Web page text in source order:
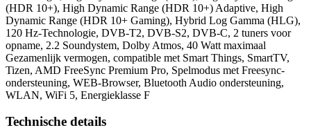
(HDR 10+), High Dynamic Range (HDR 10+) Adaptive, High
Dynamic Range (HDR 10+ Gaming), Hybrid Log Gamma (HLG),
120 Hz-Technologie, DVB-T2, DVB-S2, DVB-C, 2 tuners voor
opname, 2.2 Soundystem, Dolby Atmos, 40 Watt maximaal
Gezamenlijk vermogen, compatible met Smart Things, SmartTV,
Tizen, AMD FreeSync Premium Pro, Spelmodus met Freesync-
ondersteuning, WEB-Browser, Bluetooth Audio ondersteuning,
WLAN, WiFi 5, Energieklasse F
Technische details